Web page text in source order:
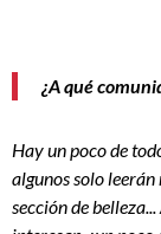
¿A qué
Hay un poco de
algunos solo
sección de